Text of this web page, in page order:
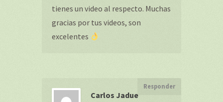
tienes un video al respecto. Muchas
gracias por tus videos, son
excelentes
Carlos Jadue
Responder